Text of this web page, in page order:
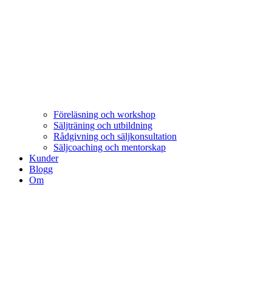
Föreläsning och workshop
Säljträning och utbildning
Rådgivning och säljkonsultation
Säljcoaching och mentorskap
Kunder
Blogg
Om